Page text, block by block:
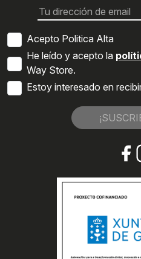
Acepto Politica Alta
He leído y acepto la
Way Store.
Estoy interesado en